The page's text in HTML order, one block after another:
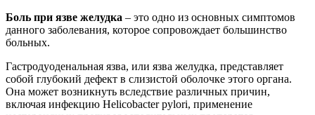
Боль при язве желудка – это одно из основных симптомов
данного заболевания, которое сопровождает большинство
больных.
Гастродуоденальная язва, или язва желудка, представляет
собой глубокий дефект в слизистой оболочке этого органа.
Она может возникнуть вследствие различных причин,
включая инфекцию Helicobacter pylori, применение